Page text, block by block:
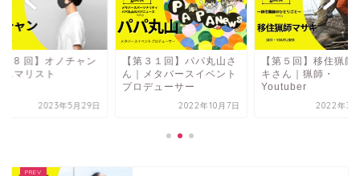
４8 回】オノチャン
ニマリスト
2023年5月29日
【第３１回】パパ丸山さ
ん｜メタバースイベント
プロデューサー
2022年10月7日
【第５回】移住猟師
キさん｜猟師・
Youtuber
2022年3